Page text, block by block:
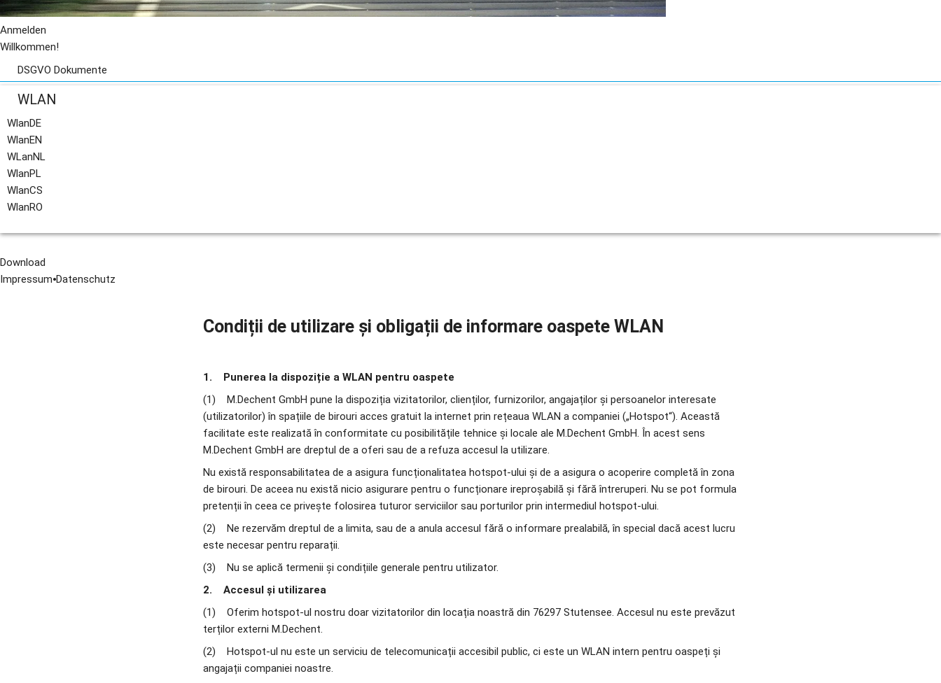
Anmelden
Willkommen!
DSGVO Dokumente
Lieferanten, Dienstleister und Sonstige
Bewerber
Kunden
WLAN
WlanDE
WlanEN
WLanNL
WlanPL
WlanCS
WlanRO
Download
Impressum⦁Datenschutz
Condiții de utilizare și obligații de informare oaspete WLAN
1.    Punerea la dispoziție a WLAN pentru oaspete
(1)    M.Dechent GmbH pune la dispoziția vizitatorilor, clienților, furnizorilor, angajaților și persoanelor interesate
(utilizatorilor) în spațiile de birouri acces gratuit la internet prin rețeaua WLAN a companiei („Hotspot“). Această
facilitate este realizată în conformitate cu posibilitățile tehnice și locale ale M.Dechent GmbH. În acest sens
M.Dechent GmbH are dreptul de a oferi sau de a refuza accesul la utilizare.
Nu există responsabilitatea de a asigura funcționalitatea hotspot-ului și de a asigura o acoperire completă în zona
de birouri. De aceea nu există nicio asigurare pentru o funcționare ireproșabilă și fără întreruperi. Nu se pot formula
pretenții în ceea ce privește folosirea tuturor serviciilor sau porturilor prin intermediul hotspot-ului.
(2)    Ne rezervăm dreptul de a limita, sau de a anula accesul fără o informare prealabilă, în special dacă acest lucru
este necesar pentru reparații.
(3)    Nu se aplică termenii și condițiile generale pentru utilizator.
2.    Accesul și utilizarea
(1)    Oferim hotspot-ul nostru doar vizitatorilor din locația noastră din 76297 Stutensee. Accesul nu este prevăzut
terților externi M.Dechent.
(2)    Hotspot-ul nu este un serviciu de telecomunicații accesibil public, ci este un WLAN intern pentru oaspeți și
angajații companiei noastre.